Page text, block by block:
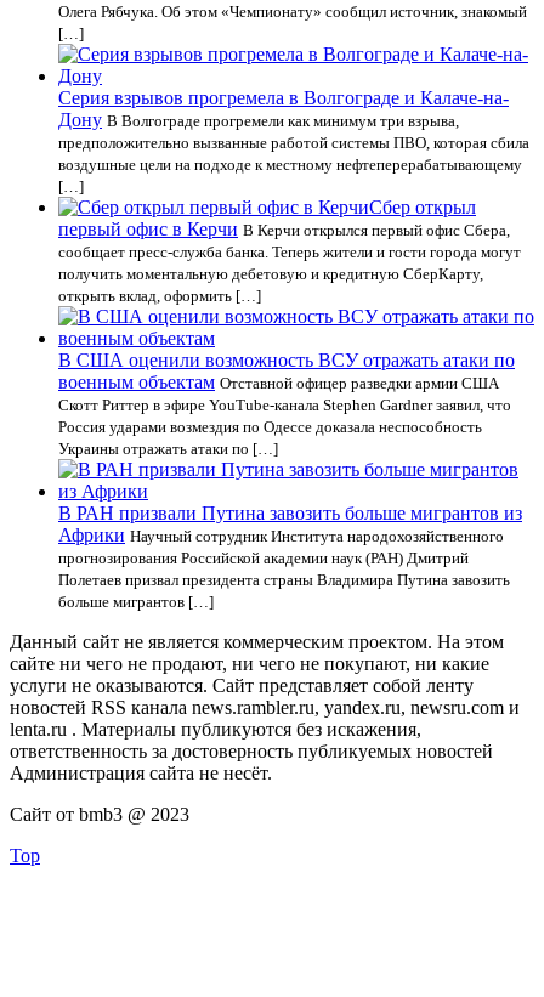
Олега Рябчука. Об этом «Чемпионату» сообщил источник, знакомый
[…]
Серия взрывов прогремела в Волгограде и Калаче-на-
Дону В Волгограде прогремели как минимум три взрыва,
предположительно вызванные работой системы ПВО, которая сбила
воздушные цели на подходе к местному нефтеперерабатывающему
[…]
Сбер открыл
первый офис в Керчи В Керчи открылся первый офис Сбера,
сообщает пресс-служба банка. Теперь жители и гости города могут
получить моментальную дебетовую и кредитную СберКарту,
открыть вклад, оформить […]
В США оценили возможность ВСУ отражать атаки по
военным объектам Отставной офицер разведки армии США
Скотт Риттер в эфире YouTube-канала Stephen Gardner заявил, что
Россия ударами возмездия по Одессе доказала неспособность
Украины отражать атаки по […]
В РАН призвали Путина завозить больше мигрантов из
Африки Научный сотрудник Института народохозяйственного
прогнозирования Российской академии наук (РАН) Дмитрий
Полетаев призвал президента страны Владимира Путина завозить
больше мигрантов […]
Данный сайт не является коммерческим проектом. На этом
сайте ни чего не продают, ни чего не покупают, ни какие
услуги не оказываются. Сайт представляет собой ленту
новостей RSS канала news.rambler.ru, yandex.ru, newsru.com и
lenta.ru . Материалы публикуются без искажения,
ответственность за достоверность публикуемых новостей
Администрация сайта не несёт.
Сайт от bmb3 @ 2023
Top